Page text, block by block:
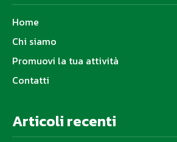
Home
Chi siamo
Promuovi la tua attività
Contatti
Articoli recenti